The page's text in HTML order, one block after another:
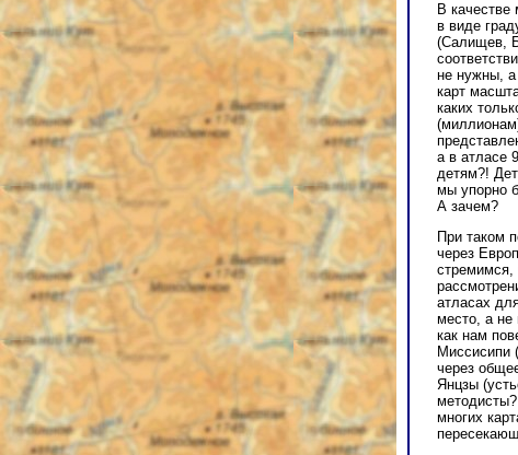
В
в виде
(Салищев,
не нужны, а
карт
каких
а в атласе
детям?!
мы упорно
А зачем?
При таком
через
стремимся,
атласах
место, а не
как нам
Миссисипи
через
Янцзы
многих